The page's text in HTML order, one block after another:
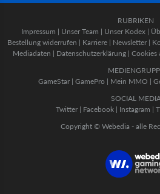
RUBRIKEN
Impressum | Unser Team | Unser Kodex |
Bestellung widerrufen | Karriere | Newsletter |
Mediadaten | Datenschutzerklärung | Cookies
GameStar| GamePro | Mein MMO |
SOCIAL
Twitter | Facebook | Instagram |
Copyright © Webedia - alle